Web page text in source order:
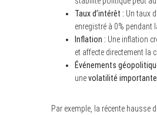
Taux d’intérêt : Un taux
enregistré à 0% pendant
Inflation : Une inflation
et affecte directement la
Événements
unevolatilité importante
Par exemple, la récente hausse